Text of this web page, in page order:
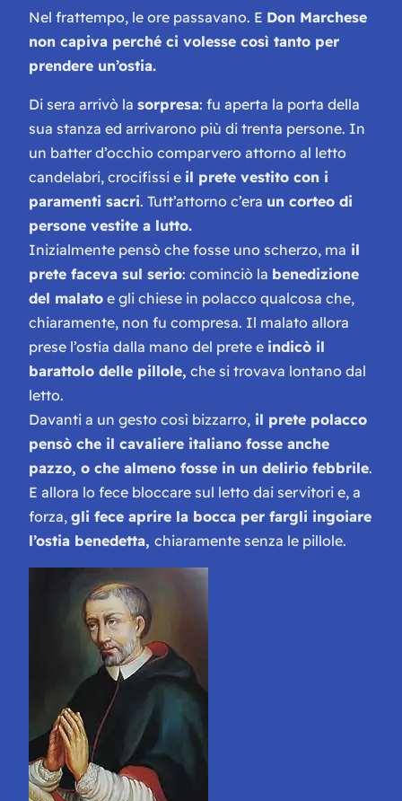
Nel frattempo, le ore passavano. E Don Marchese
non capiva perché ci volesse così tanto per
prendere un’ostia.
Di sera arrivò la sorpresa: fu aperta la porta della
sua stanza ed arrivarono più di trenta persone. In
un batter d’occhio comparvero attorno al letto
candelabri, crocifissi e il prete vestito con i
paramenti sacri. Tutt’attorno c’era un corteo di
persone vestite a lutto.
Inizialmente pensò che fosse uno scherzo, ma il
prete faceva sul serio: cominciò la benedizione
del malato e gli chiese in polacco qualcosa che,
chiaramente, non fu compresa. Il malato allora
prese l’ostia dalla mano del prete e indicò il
barattolo delle pillole, che si trovava lontano dal
letto.
Davanti a un gesto così bizzarro, il prete polacco
pensò che il cavaliere italiano fosse anche
pazzo, o che almeno fosse in un delirio febbrile.
E allora lo fece bloccare sul letto dai servitori e, a
forza, gli fece aprire la bocca per fargli ingoiare
l’ostia benedetta, chiaramente senza le pillole.